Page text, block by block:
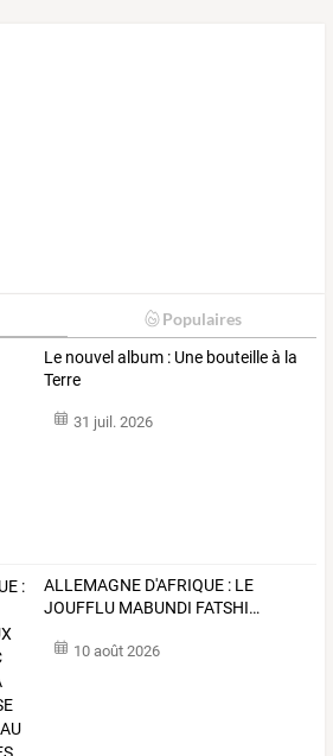
Populaires
Le nouvel album : Une bouteille à la
Terre
31 juil. 2026
ALLEMAGNE D'AFRIQUE : LE
JOUFFLU MABUNDI FATSHI…
10 août 2026